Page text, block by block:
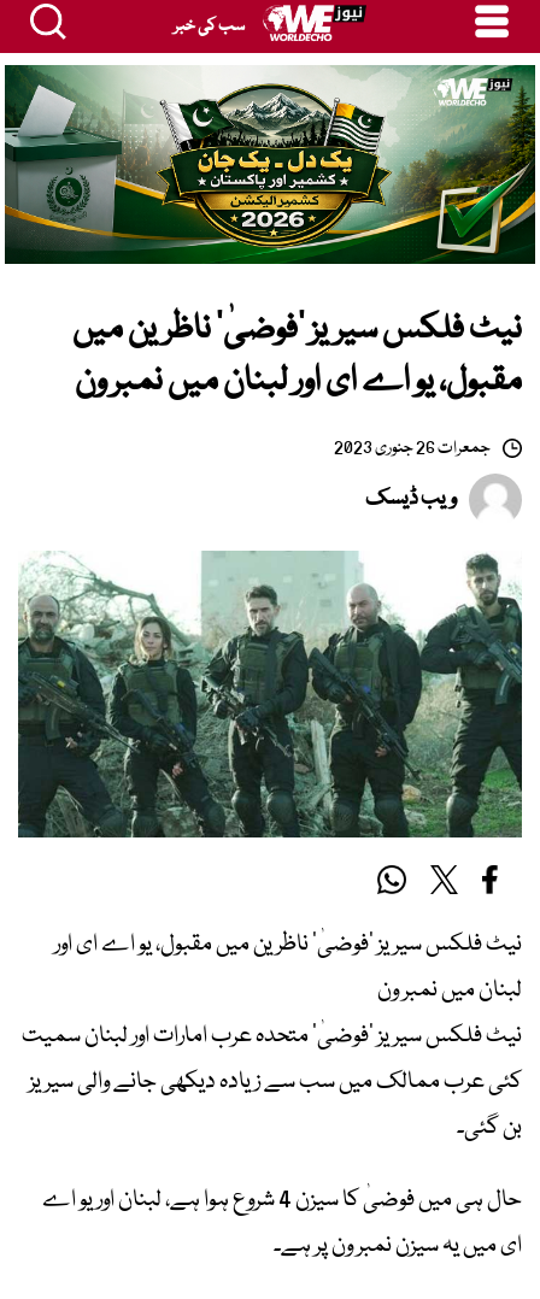
سب کی خبر
نیٹ فلکس سیریز ’فوضیٰ‘ ناظرین میں
مقبول، یو اے ای اور لبنان میں نمبر ون
جمعرات 26 جنوری 2023
ویب ڈیسک
نیٹ فلکس سیریز ’فوضیٰ‘ ناظرین میں مقبول، یو اے ای اور
لبنان میں نمبر ون
نیٹ فلکس سیریز ’فوضیٰ‘ متحدہ عرب امارات اور لبنان سمیت
کئی عرب ممالک میں سب سے زیادہ دیکھی جانے والی سیریز
بن گئی۔
حال ہی میں فوضیٰ کا سیزن 4 شروع ہوا ہے، لبنان اور یو اے
ای میں یہ سیزن نمبر ون پر ہے۔